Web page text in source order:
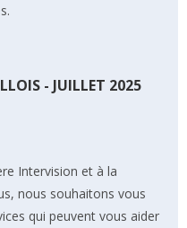
- JUILLET 2025
Intervision et à la
nous souhaitons vous
qui peuvent vous aider